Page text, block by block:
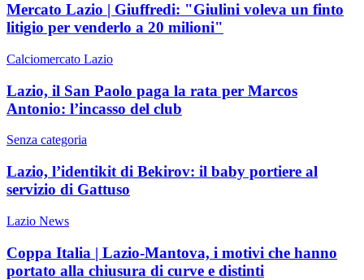
Mercato Lazio | Giuffredi: "Giulini voleva un finto
litigio per venderlo a 20 milioni"
Calciomercato Lazio
Lazio, il San Paolo paga la rata per Marcos
Antonio: l’incasso del club
Senza categoria
Lazio, l’identikit di Bekirov: il baby portiere al
servizio di Gattuso
Lazio News
Coppa Italia | Lazio-Mantova, i motivi che hanno
portato alla chiusura di curve e distinti